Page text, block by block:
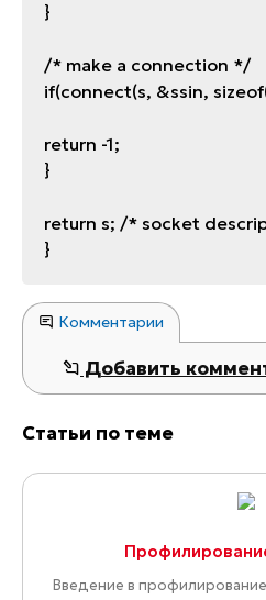
}
/* make a connection */
if(connect(s, &ssin,
return -1;
}
return s; /* socket
}
Комментарии
Добавить
Статьи по теме
Введение в